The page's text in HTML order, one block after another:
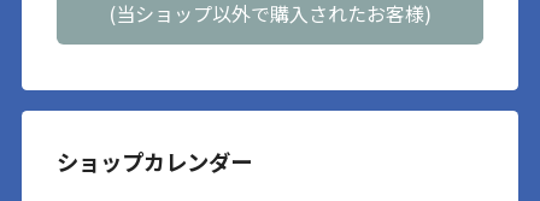
(当ショップ以外で購入されたお客様)
ショップカレンダー